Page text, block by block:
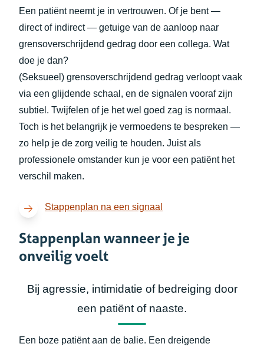
Een patiënt neemt je in vertrouwen. Of je bent —
direct of indirect — getuige van de aanloop naar
grensoverschrijdend gedrag door een collega. Wat
doe je dan?
(Seksueel) grensoverschrijdend gedrag verloopt vaak
via een glijdende schaal, en de signalen vooraf zijn
subtiel. Twijfelen of je het wel goed zag is normaal.
Toch is het belangrijk je vermoedens te bespreken —
zo help je de zorg veilig te houden. Juist als
professionele omstander kun je voor een patiënt het
verschil maken.
Stappenplan na een signaal
Stappenplan wanneer je je
onveilig voelt
Bij agressie, intimidatie of bedreiging door
een patiënt of naaste.
Een boze patiënt aan de balie. Een dreigende